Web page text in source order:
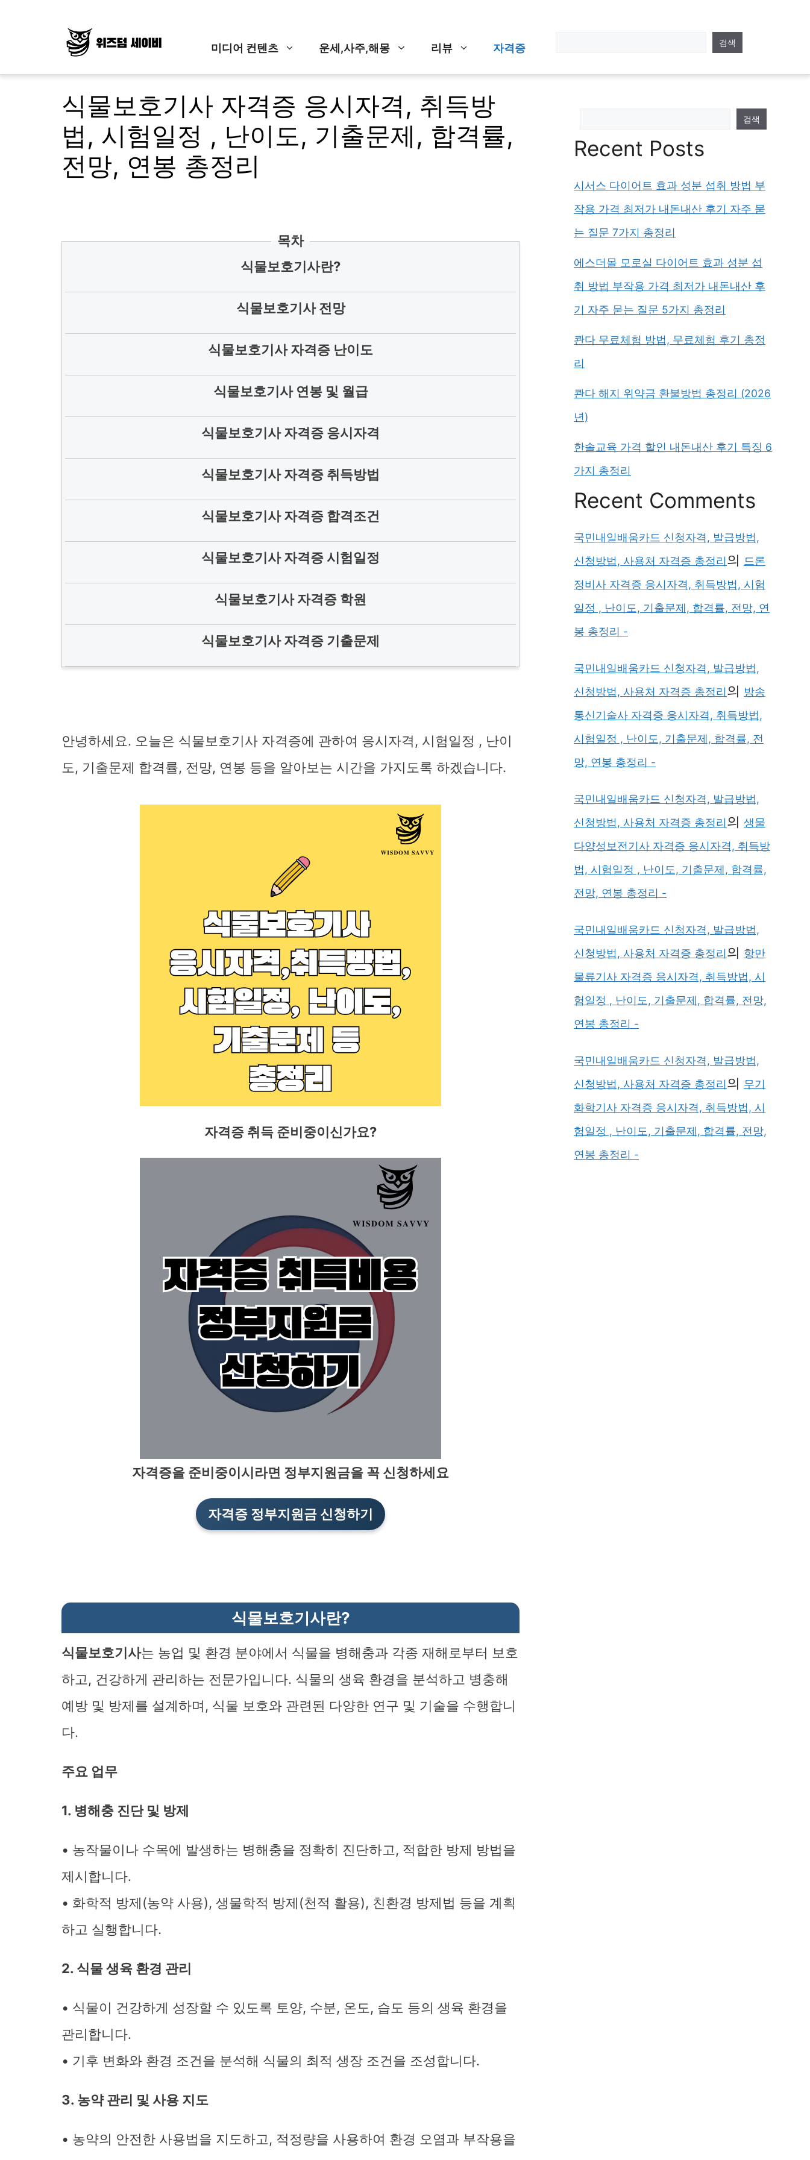
미디어 컨텐츠 운세,사주,해몽 리뷰 자격증 검색
식물보호기사 자격증 응시자격, 취득방
법, 시험일정 , 난이도, 기출문제, 합격률,
전망, 연봉 총정리
목차
식물보호기사란?
식물보호기사 전망
식물보호기사 자격증 난이도
식물보호기사 연봉 및 월급
식물보호기사 자격증 응시자격
식물보호기사 자격증 취득방법
식물보호기사 자격증 합격조건
식물보호기사 자격증 시험일정
식물보호기사 자격증 학원
식물보호기사 자격증 기출문제
안녕하세요. 오늘은 식물보호기사 자격증에 관하여 응시자격, 시험일정 , 난이
도, 기출문제 합격률, 전망, 연봉 등을 알아보는 시간을 가지도록 하겠습니다.
자격증 취득 준비중이신가요?
자격증을 준비중이시라면 정부지원금을 꼭 신청하세요
자격증 정부지원금 신청하기
식물보호기사란?
식물보호기사는 농업 및 환경 분야에서 식물을 병해충과 각종 재해로부터 보호
하고, 건강하게 관리하는 전문가입니다. 식물의 생육 환경을 분석하고 병충해
예방 및 방제를 설계하며, 식물 보호와 관련된 다양한 연구 및 기술을 수행합니
다.
주요 업무
1. 병해충 진단 및 방제
• 농작물이나 수목에 발생하는 병해충을 정확히 진단하고, 적합한 방제 방법을
제시합니다.
• 화학적 방제(농약 사용), 생물학적 방제(천적 활용), 친환경 방제법 등을 계획
하고 실행합니다.
2. 식물 생육 환경 관리
• 식물이 건강하게 성장할 수 있도록 토양, 수분, 온도, 습도 등의 생육 환경을
관리합니다.
• 기후 변화와 환경 조건을 분석해 식물의 최적 생장 조건을 조성합니다.
3. 농약 관리 및 사용 지도
• 농약의 안전한 사용법을 지도하고, 적정량을 사용하여 환경 오염과 부작용을
검색
Recent Posts
시서스 다이어트 효과 성분 섭취 방법 부
작용 가격 최저가 내돈내산 후기 자주 묻
는 질문 7가지 총정리
에스더몰 모로실 다이어트 효과 성분 섭
취 방법 부작용 가격 최저가 내돈내산 후
기 자주 묻는 질문 5가지 총정리
콴다 무료체험 방법, 무료체험 후기 총정
리
콴다 해지 위약금 환불방법 총정리 (2026
년)
한솔교육 가격 할인 내돈내산 후기 특징 6
가지 총정리
Recent Comments
국민내일배움카드 신청자격, 발급방법,
신청방법, 사용처 자격증 총정리의 드론
정비사 자격증 응시자격, 취득방법, 시험
일정 , 난이도, 기출문제, 합격률, 전망, 연
봉 총정리 -
국민내일배움카드 신청자격, 발급방법,
신청방법, 사용처 자격증 총정리의 방송
통신기술사 자격증 응시자격, 취득방법,
시험일정 , 난이도, 기출문제, 합격률, 전
망, 연봉 총정리 -
국민내일배움카드 신청자격, 발급방법,
신청방법, 사용처 자격증 총정리의 생물
다양성보전기사 자격증 응시자격, 취득방
법, 시험일정 , 난이도, 기출문제, 합격률,
전망, 연봉 총정리 -
국민내일배움카드 신청자격, 발급방법,
신청방법, 사용처 자격증 총정리의 항만
물류기사 자격증 응시자격, 취득방법, 시
험일정 , 난이도, 기출문제, 합격률, 전망,
연봉 총정리 -
국민내일배움카드 신청자격, 발급방법,
신청방법, 사용처 자격증 총정리의 무기
화학기사 자격증 응시자격, 취득방법, 시
험일정 , 난이도, 기출문제, 합격률, 전망,
연봉 총정리 -